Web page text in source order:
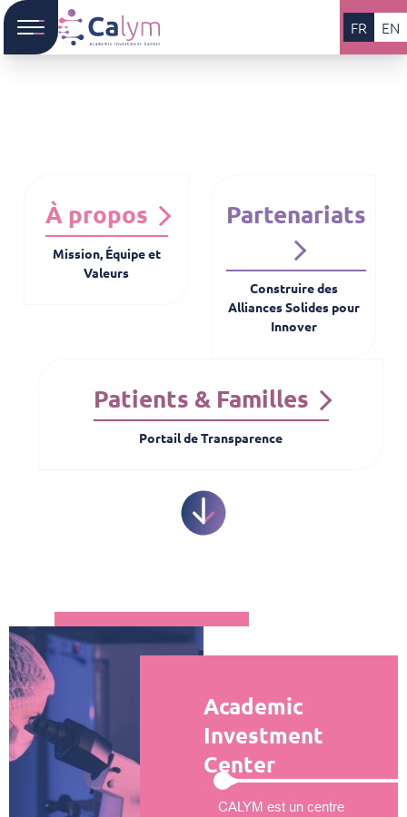
FR EN
À propos
Mission, Équipe et
Valeurs
Partenariats
Construire des
Alliances Solides pour
Innover
Patients & Familles
Portail de Transparence
Academic
Investment
Center
CALYM est un centre